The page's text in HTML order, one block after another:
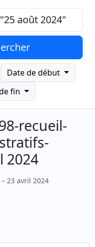
exacte"
Date de début
fin
recueil-
2024
23 avril 2024